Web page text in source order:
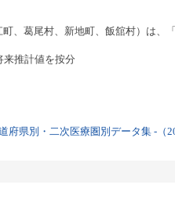
葛尾村、新地町、飯舘村）は、
推計値を按分
府県別・二次医療圏別データ集 -（